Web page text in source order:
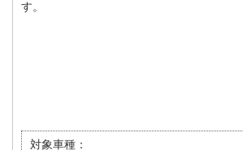
す。
対象車種：